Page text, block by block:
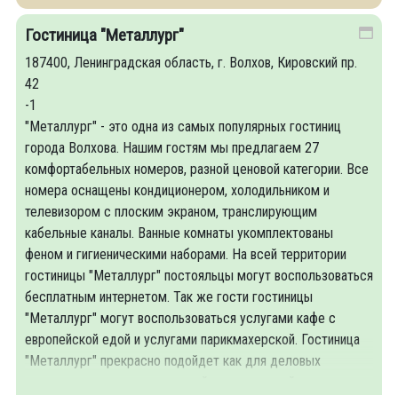
Гостиница "Металлург"
187400, Ленинградская область, г. Волхов, Кировский пр.
42
-1
"Металлург" - это одна из самых популярных гостиниц
города Волхова. Нашим гостям мы предлагаем 27
комфортабельных номеров, разной ценовой категории. Все
номера оснащены кондиционером, холодильником и
телевизором с плоским экраном, транслирующим
кабельные каналы. Ванные комнаты укомплектованы
феном и гигиеническими наборами. На всей территории
гостиницы "Металлург" постояльцы могут воспользоваться
бесплатным интернетом. Так же гости гостиницы
"Металлург" могут воспользоваться услугами кафе с
европейской едой и услугами парикмахерской. Гостиница
"Металлург" прекрасно подойдет как для деловых